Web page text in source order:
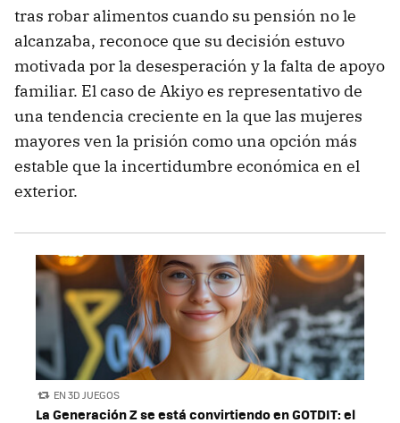
tras robar alimentos cuando su pensión no le
alcanzaba, reconoce que su decisión estuvo
motivada por la desesperación y la falta de apoyo
familiar. El caso de Akiyo es representativo de
una tendencia creciente en la que las mujeres
mayores ven la prisión como una opción más
estable que la incertidumbre económica en el
exterior.
EN 3D JUEGOS
La Generación Z se está convirtiendo en GOTDIT: el